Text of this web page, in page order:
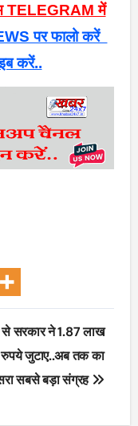
TELEGRAM में
पर फालो करें
करें..
सरकार ने 1.87 लाख
जुटाए..अब तक का
सबसे बड़ा संग्रह